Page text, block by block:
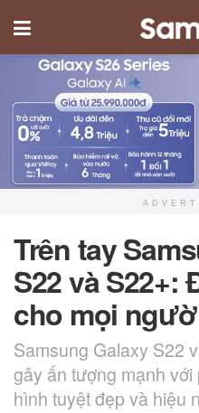
Trên tay
S22 và S22+:
cho mọi
Samsung Galaxy S22
gây ấn tượng mạnh
hình tuyệt đẹp và hiệu